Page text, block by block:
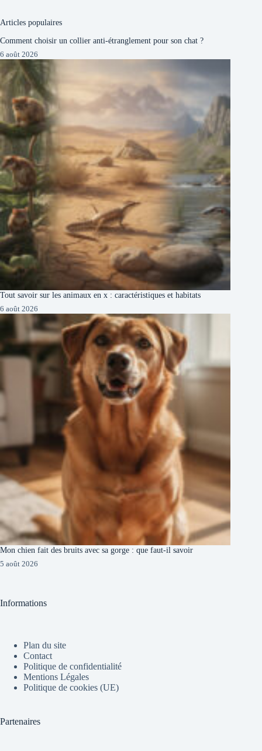
Articles populaires
Comment choisir un collier anti-étranglement pour son chat ?
6 août 2026
Tout savoir sur les animaux en x : caractéristiques et habitats
6 août 2026
Mon chien fait des bruits avec sa gorge : que faut-il savoir
5 août 2026
Informations
Plan du site
Contact
Politique de confidentialité
Mentions Légales
Politique de cookies (UE)
Partenaires